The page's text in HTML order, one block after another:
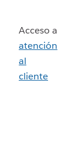
Acceso a
atención
al
cliente